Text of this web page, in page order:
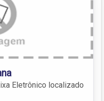
Eletrônico localizado